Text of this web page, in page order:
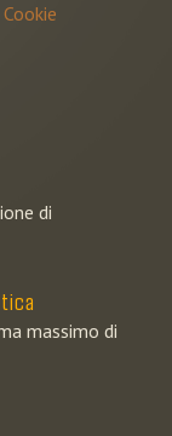
di
massimo di